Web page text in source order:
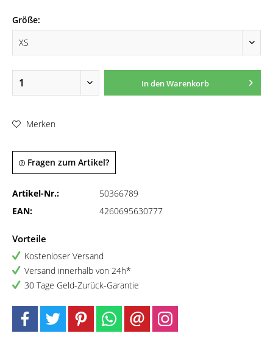
Größe:
In denWarenkorb
Merken
Fragen zum Artikel?
Artikel-Nr.:
50366789
EAN:
4260695630777
Vorteile
Kostenloser Versand
Versand innerhalb von 24h*
30 Tage Geld-Zurück-Garantie